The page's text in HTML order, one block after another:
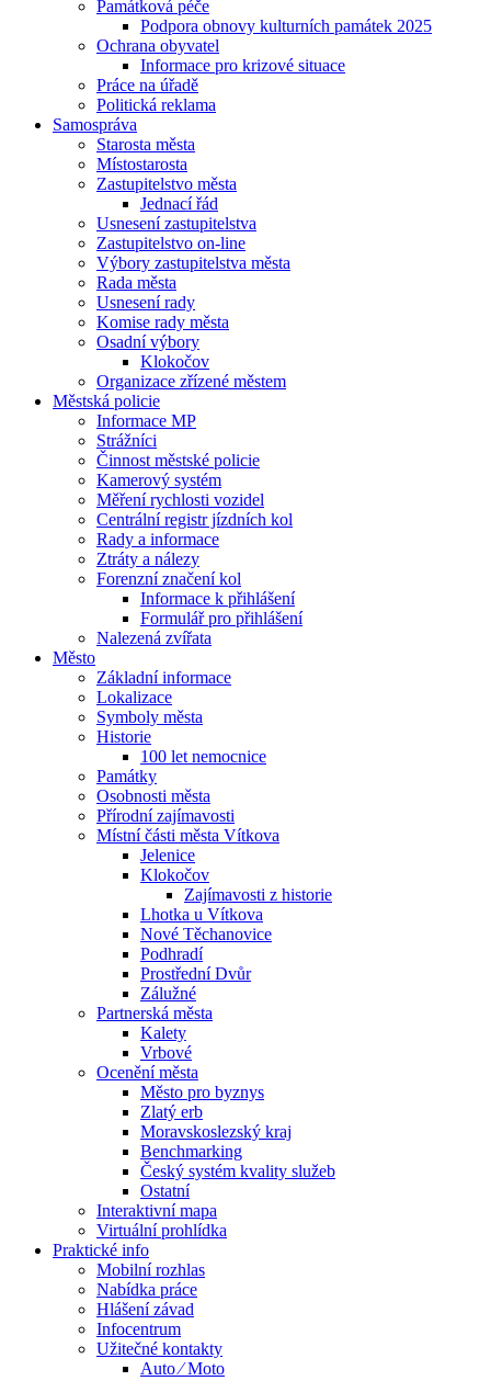
Památková péče
Podpora obnovy kulturních památek 2025
Ochrana obyvatel
Informace pro krizové situace
Práce na úřadě
Politická reklama
Samospráva
Starosta města
Místostarosta
Zastupitelstvo města
Jednací řád
Usnesení zastupitelstva
Zastupitelstvo on-line
Výbory zastupitelstva města
Rada města
Usnesení rady
Komise rady města
Osadní výbory
Klokočov
Organizace zřízené městem
Městská policie
Informace MP
Strážníci
Činnost městské policie
Kamerový systém
Měření rychlosti vozidel
Centrální registr jízdních kol
Rady a informace
Ztráty a nálezy
Forenzní značení kol
Informace k přihlášení
Formulář pro přihlášení
Nalezená zvířata
Město
Základní informace
Lokalizace
Symboly města
Historie
100 let nemocnice
Památky
Osobnosti města
Přírodní zajímavosti
Místní části města Vítkova
Jelenice
Klokočov
Zajímavosti z historie
Lhotka u Vítkova
Nové Těchanovice
Podhradí
Prostřední Dvůr
Zálužné
Partnerská města
Kalety
Vrbové
Ocenění města
Město pro byznys
Zlatý erb
Moravskoslezský kraj
Benchmarking
Český systém kvality služeb
Ostatní
Interaktivní mapa
Virtuální prohlídka
Praktické info
Mobilní rozhlas
Nabídka práce
Hlášení závad
Infocentrum
Užitečné kontakty
Auto ⁄ Moto